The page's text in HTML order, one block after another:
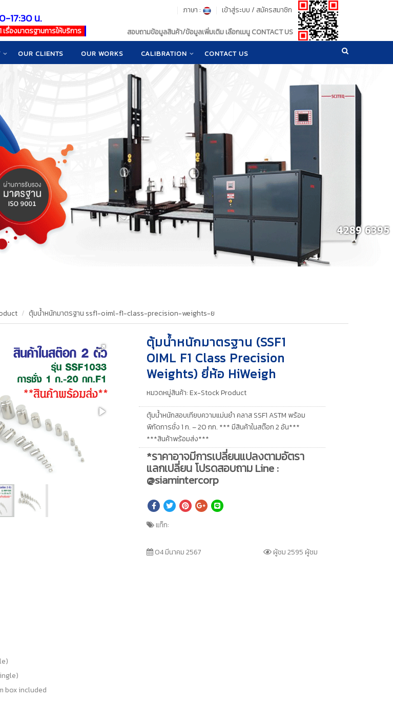
17:30 น.
รื่องมาตรฐานการให้บริการ
เข้าสู่ระบบ / สมัครสมาชิก
ภาษา :
สอบถามข้อมูลสินค้า/ข้อมูลเพิ่มเติม เลือกเมนู CONTACT US
OUR CLIENTS OUR WORKS CALIBRATION CONTACT US
ตุ้มน้ำหนักมาตรฐาน ssf1-oiml-f1-class-precision-weights-ย
ตุ้มน้ำหนักมาตรฐาน (SSF1
OIML F1 Class Precision
Weights) ยี่ห้อ HiWeigh
หมวดหมู่สินค้า:Ex-Stock Product
ตุ้มน้ำหนักสอบเทียบความแม่นยำ คลาส SSF1 ASTM พร้อม
พิกัดการชั่ง 1 ก. – 20 กก. *** มีสินค้าในสต๊อก 2 อัน***
***สินค้าพร้อมส่ง***
*ราคาอาจมีการเปลี่ยนแปลงตามอัตรา
แลกเปลี่ยน โปรดสอบถาม Line :
@siamintercorp
แท็ก:
04 มีนาคม 2567 ผู้ชม 2595 ผู้ชม
box included